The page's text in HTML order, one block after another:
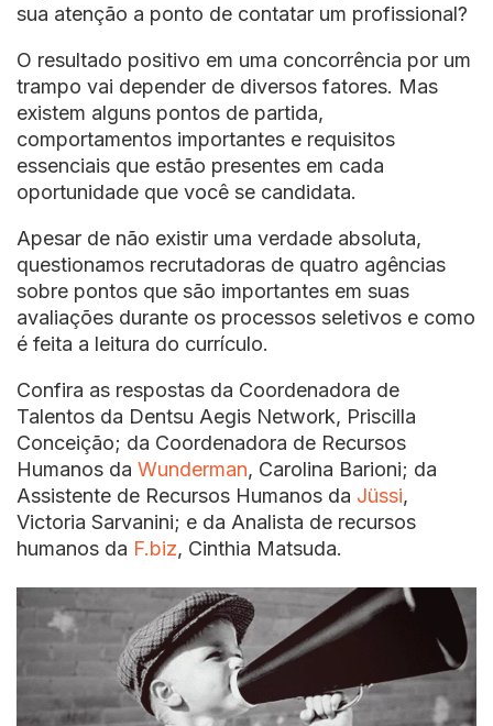
sua atenção a ponto de contatar um profissional?
O resultado positivo em uma concorrência por um
trampo vai depender de diversos fatores. Mas
existem alguns pontos de partida,
comportamentos importantes e requisitos
essenciais que estão presentes em cada
oportunidade que você se candidata.
Apesar de não existir uma verdade absoluta,
questionamos recrutadoras de quatro agências
sobre pontos que são importantes em suas
avaliações durante os processos seletivos e como
é feita a leitura do currículo.
Confira as respostas da Coordenadora de
Talentos da Dentsu Aegis Network, Priscilla
Conceição; da Coordenadora de Recursos
Humanos da Wunderman, Carolina Barioni; da
Assistente de Recursos Humanos da Jüssi,
Victoria Sarvanini; e da Analista de recursos
humanos da F.biz, Cinthia Matsuda.